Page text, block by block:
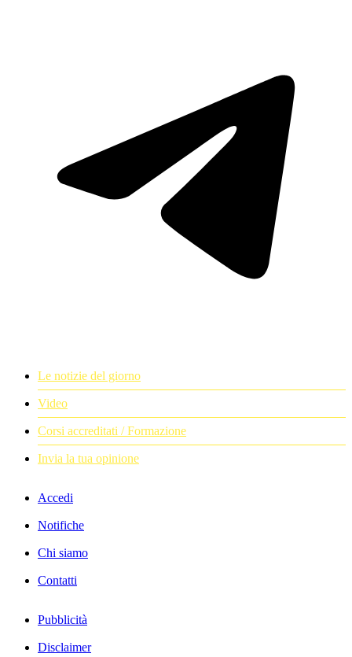
Le notizie del giorno
Video
Corsi accreditati / Formazione
Invia la tua opinione
Accedi
Notifiche
Chi siamo
Contatti
Pubblicità
Disclaimer